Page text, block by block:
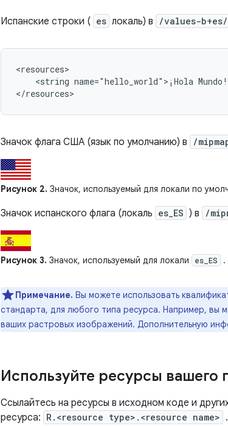
Испанские строки ( es локаль) в /values-
<string name="hello_world">¡Hola
</resources>
Значок флага США (язык по умолчанию) в /
Рисунок 2. Значок, используемый для локали по
Значок испанского флага (локаль es_ES ) в /
Рисунок 3. Значок, используемый для локали es_ES .
Примечание. Вы можете использовать
стандарта, для любого типа ресурса. Например, вы
ваших растровых изображений. Дополнительную
Используйте ресурсы вашего
Ссылайтесь на ресурсы в исходном коде и
ресурса: R.<resource type>.<resource name>